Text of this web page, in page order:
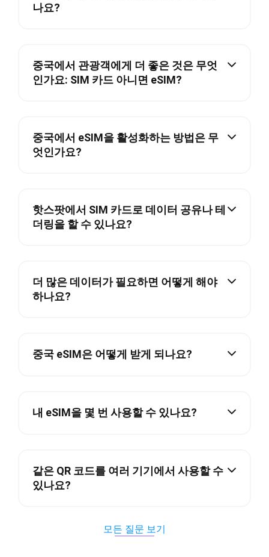
나요?
중국에서 관광객에게 더 좋은 것은 무엇
인가요: SIM 카드 아니면 eSIM?
중국에서 eSIM을 활성화하는 방법은 무
엇인가요?
핫스팟에서 SIM 카드로 데이터 공유나 테
더링을 할 수 있나요?
더 많은 데이터가 필요하면 어떻게 해야
하나요?
중국 eSIM은 어떻게 받게 되나요?
내 eSIM을 몇 번 사용할 수 있나요?
같은 QR 코드를 여러 기기에서 사용할 수
있나요?
모든 질문 보기